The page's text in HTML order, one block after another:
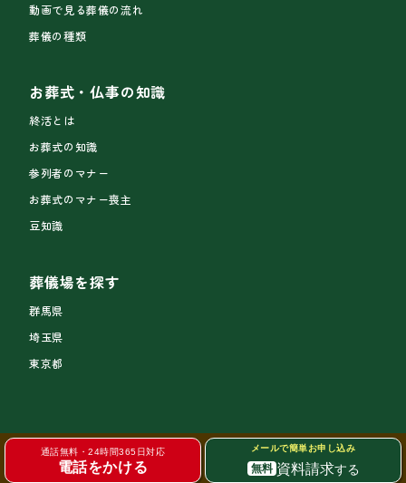
通話無料・24時間365日対応
電話をかける
メールで簡単お申し込み
無料 資料請求する
動画で見る葬儀の流れ
葬儀の種類
お葬式・仏事の知識
終活とは
お葬式の知識
参列者のマナー
お葬式のマナー喪主
豆知識
葬儀場を探す
群馬県
埼玉県
東京都
サイトトップ